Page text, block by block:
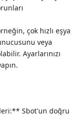
çok hızlı eşya
veya
Ayarlarınızı
Sbot'un doğru